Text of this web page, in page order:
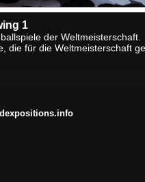
1
der Weltmeisterschaft.
die für die Weltmeisterschaft